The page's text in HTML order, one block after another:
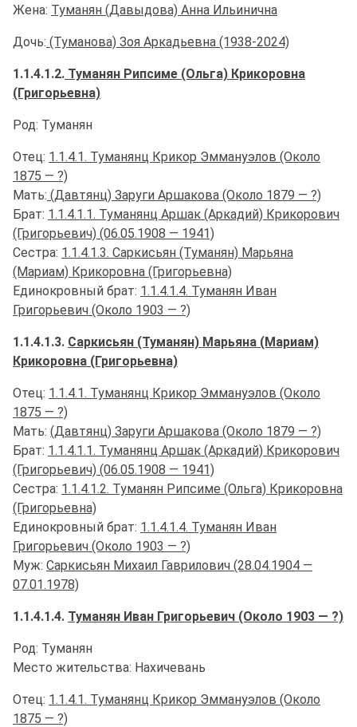
Жена: Туманян (Давыдова) Анна Ильинична
Дочь: (Туманова) Зоя Аркадьевна (1938-2024)
1.1.4.1.2. Туманян Рипсиме (Ольга) Крикоровна
(Григорьевна)
Род: Туманян
Отец: 1.1.4.1. Туманянц Крикор Эммануэлов (Около
1875 — ?)
Мать: (Давтянц) Заруги Аршакова (Около 1879 — ?)
Брат: 1.1.4.1.1. Туманянц Аршак (Аркадий) Крикорович
(Григорьевич) (06.05.1908 — 1941)
Сестра: 1.1.4.1.3. Саркисьян (Туманян) Марьяна
(Мариам) Крикоровна (Григорьевна)
Единокровный брат: 1.1.4.1.4. Туманян Иван
Григорьевич (Около 1903 — ?)
1.1.4.1.3. Саркисьян (Туманян) Марьяна (Мариам)
Крикоровна (Григорьевна)
Отец: 1.1.4.1. Туманянц Крикор Эммануэлов (Около
1875 — ?)
Мать: (Давтянц) Заруги Аршакова (Около 1879 — ?)
Брат: 1.1.4.1.1. Туманянц Аршак (Аркадий) Крикорович
(Григорьевич) (06.05.1908 — 1941)
Сестра: 1.1.4.1.2. Туманян Рипсиме (Ольга) Крикоровна
(Григорьевна)
Единокровный брат: 1.1.4.1.4. Туманян Иван
Григорьевич (Около 1903 — ?)
Муж: Саркисьян Михаил Гаврилович (28.04.1904 —
07.01.1978)
1.1.4.1.4. Туманян Иван Григорьевич (Около 1903 — ?)
Род: Туманян
Место жительства: Нахичевань
Отец: 1.1.4.1. Туманянц Крикор Эммануэлов (Около
1875 — ?)